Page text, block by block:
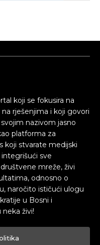
koji se fokusira na
rješenjima i koji govori
nazivom jasno
platforma za
koji stvarate medijski
sve
mreže, živi
odnosno o
naročito ističući ulogu
u Bosni i
živi!